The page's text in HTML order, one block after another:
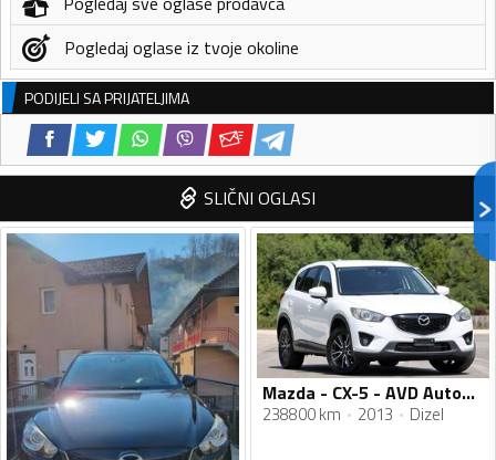
Pogledaj oglase iz tvoje okoline
PODIJELI SA PRIJATELJIMA
SLIČNI OGLASI
Mazda - CX-5 - AVD Automatic
238800 km 2013 Dizel